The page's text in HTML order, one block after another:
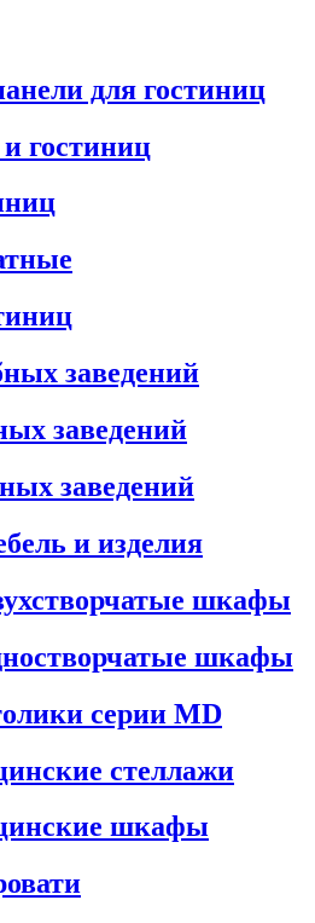
для гостиниц
гостиниц
заведений
заведений
заведений
и изделия
шкафы
шкафы
серии MD
стеллажи
шкафы